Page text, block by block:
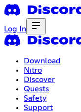
Log In
Download
Nitro
Discover
Quests
Safety
Support